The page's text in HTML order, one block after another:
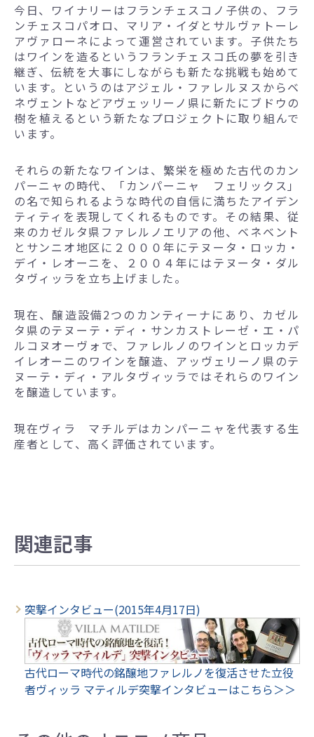
今日、ワイナリーはフランチェスコノ子供の、フラ
ンチェスコパオロ、マリア・イダとサルヴァトーレ
アヴァローネによって運営されています。子供たち
はワインを造るというフランチェスコ氏の夢を引き
継ぎ、伝統を大事にしながらも新たな挑戦も始めて
います。というのはアジェル・ファレルヌスからベ
ネヴェントなどアヴェッリーノ県に新たにブドウの
樹を植えるという新たなプロジェクトに取り組んで
います。
それらの新たなワインは、繁栄を極めた古代のカン
パーニャの時代、「カンパーニャ フェリックス」
の名で知られるような時代の自信に満ちたアイデン
ティティを表現してくれるものです。その結果、従
来のカゼルタ県ファレルノエリアの他、ベネベント
とサンニオ地区に２０００年にテヌータ・ロッカ・
デイ・レオーニを、２００４年にはテヌータ・ダル
タヴィッラを立ち上げました。
現在、醸造設備2つのカンティーナにあり、カゼル
タ県のテヌーテ・ディ・サンカストレーゼ・エ・パ
ルコヌオーヴォで、ファレルノのワインとロッカデ
イレオーニのワインを醸造、アッヴェリーノ県のテ
ヌーテ・ディ・アルタヴィッラではそれらのワイン
を醸造しています。
現在ヴィラ マチルデはカンパーニャを代表する生
産者として、高く評価されています。
関連記事
突撃インタビュー(2015年4月17日)
古代ローマ時代の銘醸地ファレルノを復活させた立役
者ヴィッラ マティルデ突撃インタビューはこちら＞＞